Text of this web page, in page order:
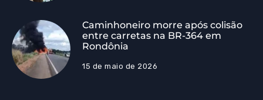
Caminhoneiro morre após colisão
entre carretas na BR-364 em
Rondônia
15 de maio de 2026